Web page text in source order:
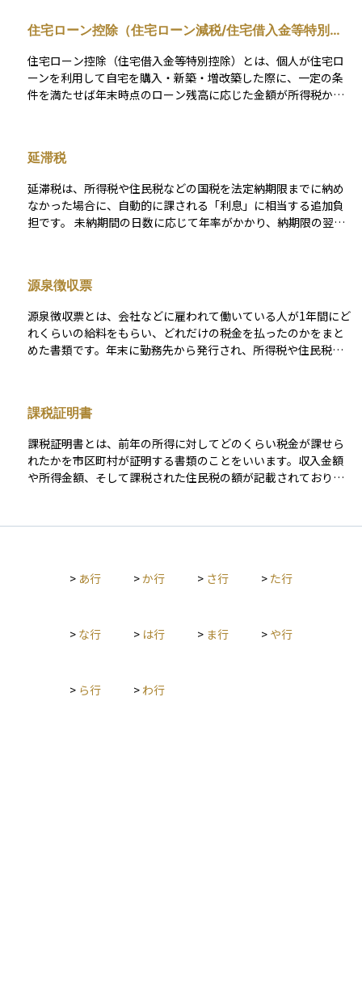
住宅ローン控除（住宅ローン減税/住宅借入金等特別控
住宅ローン控除（住宅借入金等特別控除）とは、個人が住宅ロ
ーンを利用して自宅を購入・新築・増改築した際に、一定の条
件を満たせば年末時点のローン残高に応じた金額が所得税から
宅区分ごとに定められた借入限度額までが対象となります。控
除しきれなかった分は翌年度の住民税からも一定額控除されま
す。 適用を受けるにはいくつかの条件があります。主な要件
は、①自ら居住すること、②取得から6か月以内に入居し年末ま
で継続居住すること、③床面積が50㎡以上（一定要件を満たせ
の売買や勤務先からの無利子・超低利ローンは対象外となりま
り、長期優良住宅やZEH水準の住宅は借入限度額が優遇されま
す。中古住宅では新耐震基準に適合していることが必要で、古
い住宅では耐震証明書の提出が求められるケースもあります。
ンの年末残高証明書、売買契約書や登記事項証明書、省エネ性
能に関する証明書などが挙げられます。 住宅ローン控除は、住
宅購入時の資金計画や税負担に大きく影響する重要な制度で
す。適用条件や期限を正しく理解し、事前に必要書類や証明の
取得を進めておくことが安心につながります。
延滞税
延滞税は、所得税や住民税などの国税を法定納期限までに納め
なかった場合に、自動的に課される「利息」に相当する追加負
担です。 未納期間の日数に応じて年率がかかり、納期限の翌日
期限後申告で不足税額が判明した場合も、その納期限からさか
のぼって延滞税が計算されるため、投資取引の計上漏れなどに
気付いたら早めに対応することが節税につながります。
源泉徴収票
源泉徴収票とは、会社などに雇われて働いている人が1年間にど
れくらいの給料をもらい、どれだけの税金を払ったのかをまと
めた書類です。年末に勤務先から発行され、所得税や住民税の
とはとても重要です。たとえば、NISAやiDeCoなどの非課税制
度を活用する際や、住宅ローン控除を受けるときにもこの書類
が必要になることがあります。
課税証明書
課税証明書とは、前年の所得に対してどのくらい税金が課せら
れたかを市区町村が証明する書類のことをいいます。収入金額
や所得金額、そして課税された住民税の額が記載されており、
でも、金融機関が融資判断を行うときの信用資料となるため重
> あ行 >か行 > さ行 > た行
> な行 > は行 > ま行 > や行
> ら行 > わ行